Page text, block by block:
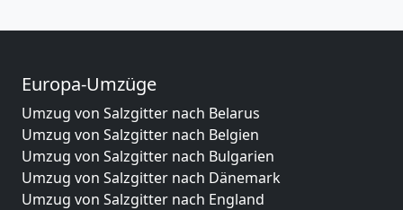
Europa-Umzüge
Umzug von Salzgitter nach Belarus
Umzug von Salzgitter nach Belgien
Umzug von Salzgitter nach Bulgarien
Umzug von Salzgitter nach Dänemark
Umzug von Salzgitter nach England